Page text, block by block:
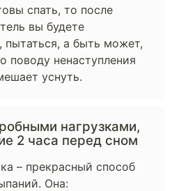
спать, то после
вы будете
пытаться, а быть может,
поводу ненаступления
уснуть.
нагрузками,
2 часа перед сном
– прекрасный способ
Она: